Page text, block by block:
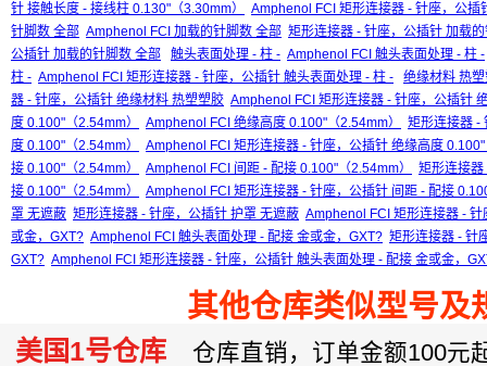
针 接触长度 - 接线柱 0.130"（3.30mm）
Amphenol FCI 矩形连接器 - 针座，公
针脚数 全部 Amphenol FCI 加载的针脚数 全部 矩形连接器 - 针座，公插针 加载
公插针 加载的针脚数 全部
触头表面处理 - 柱 - Amphenol FCI 触头表面处理 - 柱 -
柱 - Amphenol FCI 矩形连接器 - 针座，公插针 触头表面处理 - 柱 -
绝缘材料 热
器 - 针座，公插针 绝缘材料 热塑塑胶 Amphenol FCI 矩形连接器 - 针座，公插针
度 0.100"（2.54mm）
Amphenol FCI 绝缘高度 0.100"（2.54mm）
矩形连接器 -
度 0.100"（2.54mm）
Amphenol FCI 矩形连接器 - 针座，公插针 绝缘高度
接 0.100"（2.54mm）
Amphenol FCI 间距 - 配接 0.100"（2.54mm）
矩形连接器
接 0.100"（2.54mm）
Amphenol FCI 矩形连接器 - 针座，公插针 间距 - 配接
罩 无遮蔽 矩形连接器 - 针座，公插针 护罩 无遮蔽 Amphenol FCI 矩形连接器 -
或金，GXT? Amphenol FCI 触头表面处理 - 配接 金或金，GXT? 矩形连接器 - 针
GXT? Amphenol FCI 矩形连接器 - 针座，公插针 触头表面处理 - 配接 金或金，
其他仓库类似型号及
美国1号仓库 仓库直销，订单金额100元